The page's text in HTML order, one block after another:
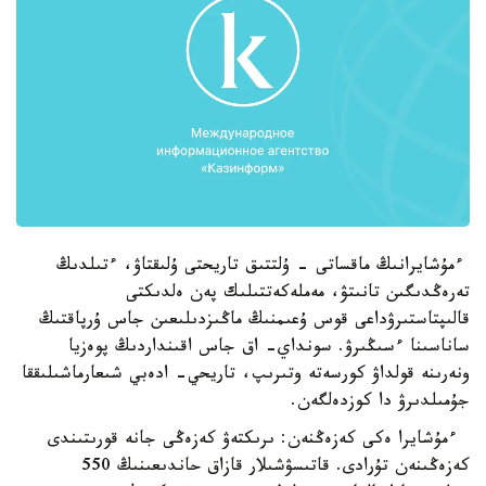
ءمۇشايرانىڭ ماقساتى - ۇلتتىق تاريحتى ۇلىقتاۋ، ءتىلدىڭ
تەرەڭدىگىن تانىتۋ، مەملەكەتتىلىك پەن ەلدىكتى
قالىپتاستىرۋداعى قوس ۇعىمنىڭ ماڭىزدىلىعىن جاس ۇرپاقتىڭ
ساناسىنا ءسىڭىرۋ. سونداي- اق جاس اقىنداردىڭ پوەزيا
ونەرىنە قولداۋ كورسەتە وتىرىپ، تاريحي- ادەبي شىعارماشىلىققا
جۇمىلدىرۋ دا كوزدەلگەن.
ءمۇشايرا ەكى كەزەڭنەن: ىرىكتەۋ كەزەڭى جانە قورىتىندى
كەزەڭىنەن تۇرادى. قاتىسۋشىلار قازاق حاندىعىنىڭ 550